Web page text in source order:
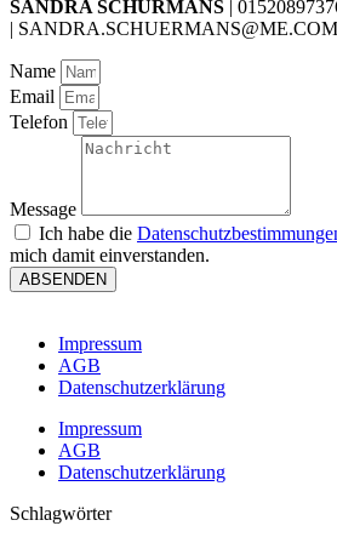
SANDRA SCHÜRMANS |
|
Name
Email
Telefon
Message
Ich habe die
mich damit einverstanden.
ABSENDEN
Impressum
AGB
Datenschutzerklärung
Impressum
AGB
Datenschutzerklärung
Schlagwörter